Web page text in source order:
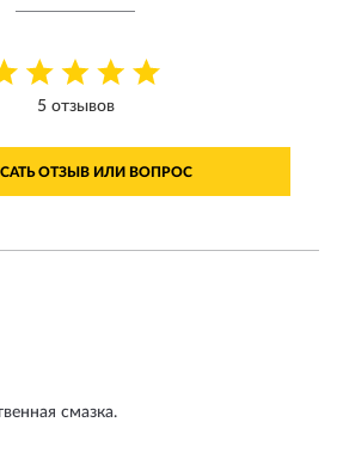
5 отзывов
ОТЗЫВ ИЛИ ВОПРОС
смазка.